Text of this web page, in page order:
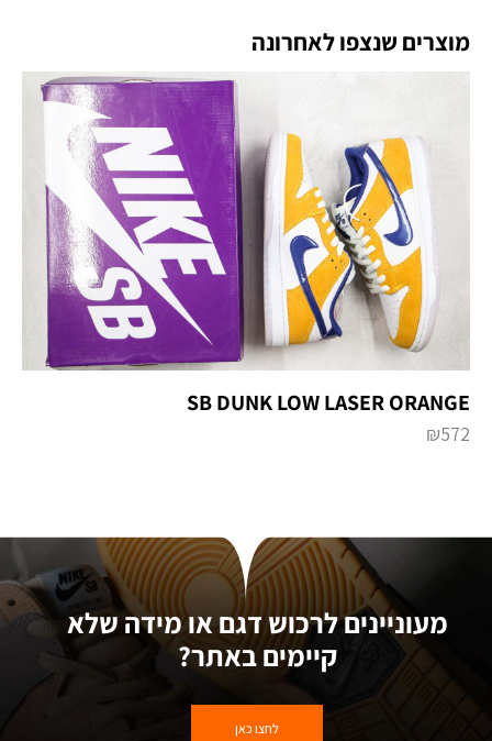
מוצרים שנצפו לאחרונה
SB DUNK LOW LASER ORANGE
₪572
מעוניינים לרכוש דגם או מידה שלא
קיימים באתר?
לחצו כאן